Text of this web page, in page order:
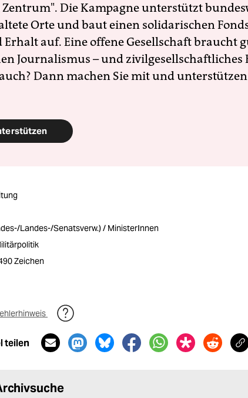
Die Kampagne unterstützt
Orte und baut einen solidarischen
Erhalt auf. Eine offene Gesellschaft braucht
Journalismus – und zivilgesellschaftliches
Dann machen Sie mit und
Landes-/Senatsverw.) / MinisterInnen
Zeichen
teilen